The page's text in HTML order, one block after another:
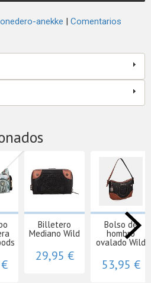
anekke | Comentarios
Billetero
Mediano Wild
29,95 €
Bolso de
hombro
ovalado Wild
53,95 €